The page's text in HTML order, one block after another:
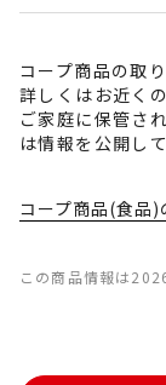
コープ商品の取
詳しくはお近く
ご家庭に保管さ
は情報を公開して
コープ商品(食品
この商品情報は